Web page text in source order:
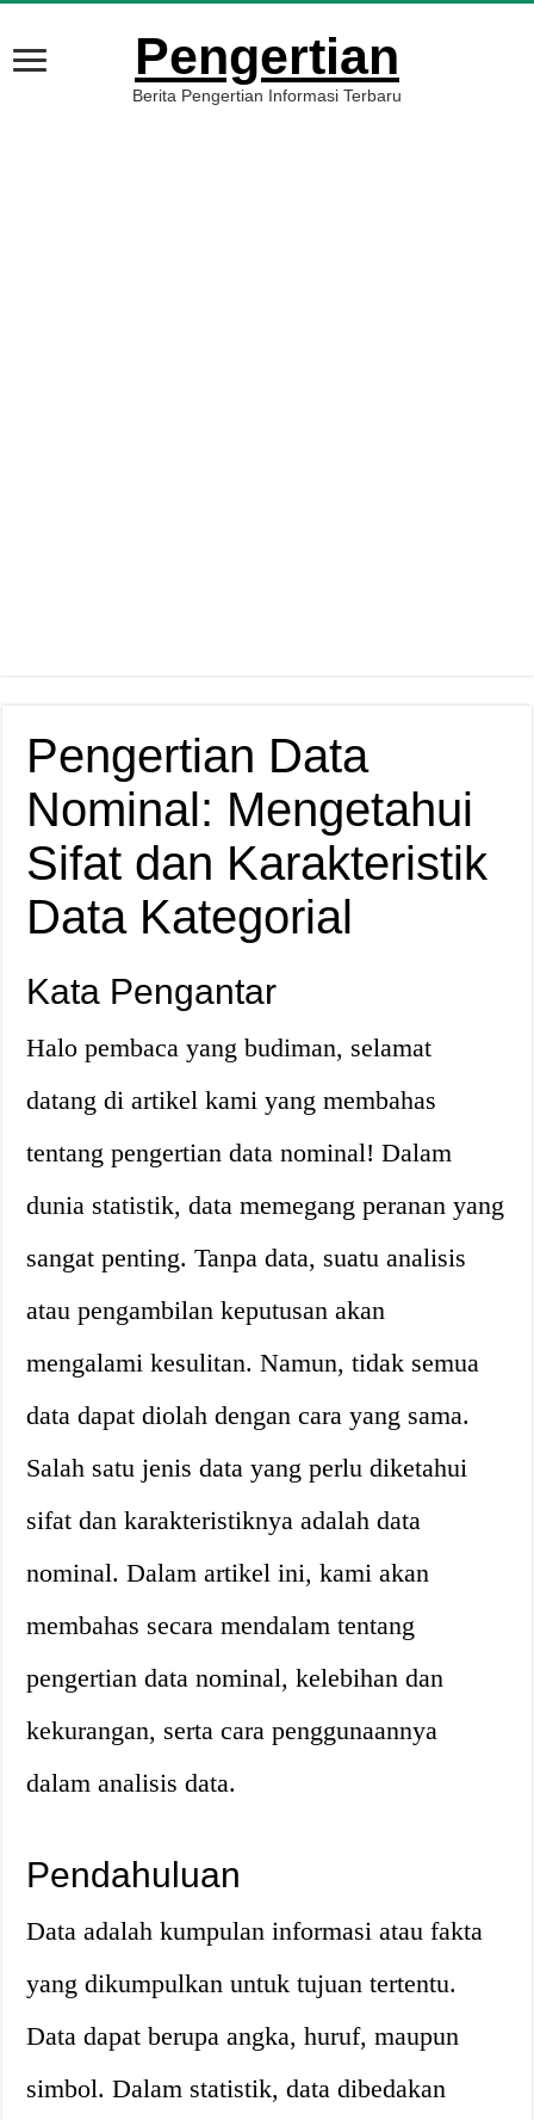
Pengertian
Berita Pengertian Informasi Terbaru
Pengertian Data
Nominal: Mengetahui
Sifat dan Karakteristik
Data Kategorial
Kata Pengantar
Halo pembaca yang budiman, selamat
datang di artikel kami yang membahas
tentang pengertian data nominal! Dalam
dunia statistik, data memegang peranan yang
sangat penting. Tanpa data, suatu analisis
atau pengambilan keputusan akan
mengalami kesulitan. Namun, tidak semua
data dapat diolah dengan cara yang sama.
Salah satu jenis data yang perlu diketahui
sifat dan karakteristiknya adalah data
nominal. Dalam artikel ini, kami akan
membahas secara mendalam tentang
pengertian data nominal, kelebihan dan
kekurangan, serta cara penggunaannya
dalam analisis data.
Pendahuluan
Data adalah kumpulan informasi atau fakta
yang dikumpulkan untuk tujuan tertentu.
Data dapat berupa angka, huruf, maupun
simbol. Dalam statistik, data dibedakan